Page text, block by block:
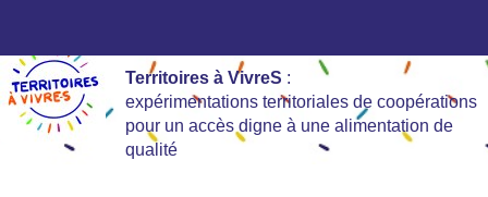
Territoires à VivreS :
expérimentations territoriales de coopérations
pour un accès digne à une alimentation de
qualité